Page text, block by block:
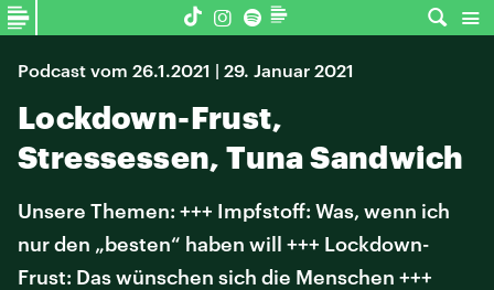
Podcast vom 26.1.2021 | 29. Januar 2021
Lockdown-Frust,
Stressessen, Tuna Sandwich
Unsere Themen: +++ Impfstoff: Was, wenn ich
nur den „besten“ haben will +++ Lockdown-
Frust: Das wünschen sich die Menschen +++